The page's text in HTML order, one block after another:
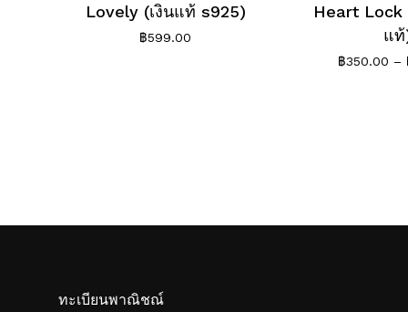
Lovely (เงินแท้ s925)
฿599.00
Heart Lock
แ
฿350.00 –
ทะเบียนพาณิชณ์